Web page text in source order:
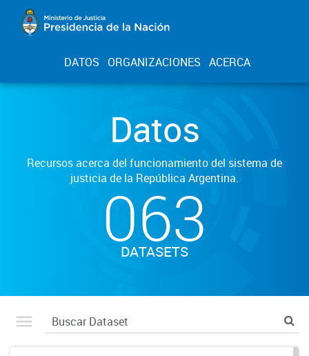
DATOS ORGANIZACIONES ACERCA
Datos
Recursos acerca del funcionamiento del sistema de
justicia de la República Argentina.
063
DATASETS